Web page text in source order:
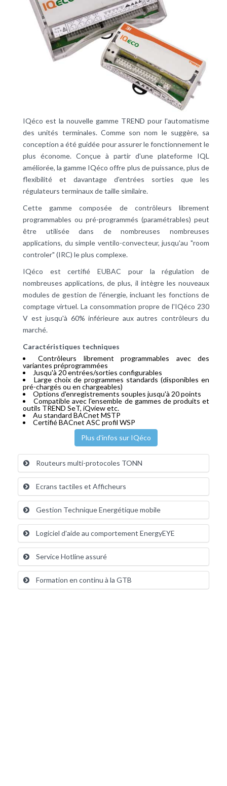
IQéco est la nouvelle gamme TREND pour l'automatisme
des unités terminales. Comme son nom le suggère, sa
conception a été guidée pour assurer le fonctionnement le
plus économe. Conçue à partir d'une plateforme IQL
améliorée, la gamme IQéco offre plus de puissance, plus de
flexibilité et davantage d'entrées sorties que les
régulateurs terminaux de taille similaire.
Cette gamme composée de contrôleurs librement
programmables ou pré-programmés (paramétrables) peut
être utilisée dans de nombreuses nombreuses
applications, du simple ventilo-convecteur, jusqu'au "room
controler" (IRC) le plus complexe.
IQéco est certifié EUBAC pour la régulation de
nombreuses applications, de plus, il intègre les nouveaux
modules de gestion de l'énergie, incluant les fonctions de
comptage virtuel. La consommation propre de l'IQéco 230
V est jusqu'à 60% inférieure aux autres contrôleurs du
marché.
Caractéristiques techniques
Contrôleurs librement programmables avec des
variantes préprogrammées
Jusqu'à 20 entrées/sorties configurables
Large choix de programmes standards (disponibles en
pré-chargés ou en chargeables)
Options d'enregistrements souples jusqu'à 20 points
Compatible avec l'ensemble de gammes de produits et
outils TREND SeT, iQview etc.
Au standard BACnet MSTP
Certifié BACnet ASC profil WSP
Plus d'infos sur IQéco
Routeurs multi-protocoles TONN
Ecrans tactiles et Afficheurs
Gestion Technique Energétique mobile
Logiciel d'aide au comportement EnergyEYE
Service Hotline assuré
Formation en continu à la GTB